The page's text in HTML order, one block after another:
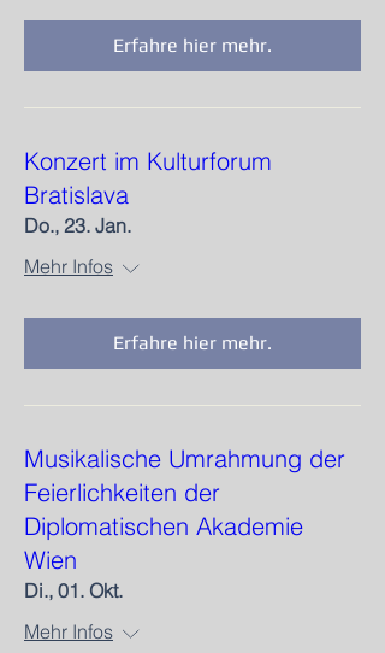
Erfahre hier mehr.
Konzert im Kulturforum
Bratislava
Do., 23. Jan.
Mehr Infos
Erfahre hier mehr.
Musikalische Umrahmung der
Feierlichkeiten der
Diplomatischen Akademie
Wien​
Di., 01. Okt.
Mehr Infos